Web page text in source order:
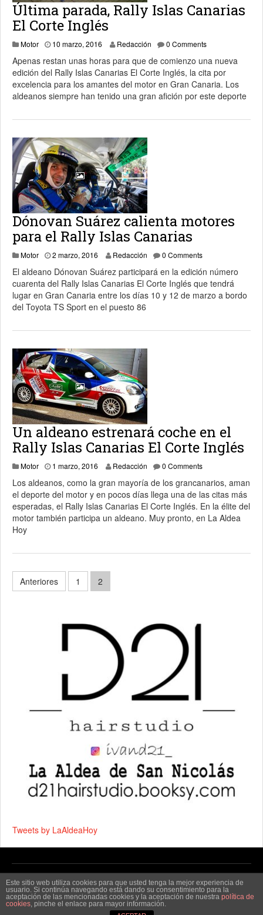
Última parada, Rally Islas Canarias
El Corte Inglés
Motor 10 marzo, 2016 Redacción 0 Comments
Apenas restan unas horas para que de comienzo una nueva
edición del Rally Islas Canarias El Corte Inglés, la cita por
excelencia para los amantes del motor en Gran Canaria. Los
aldeanos siempre han tenido una gran afición por este deporte
Dónovan Suárez calienta motores
para el Rally Islas Canarias
Motor 2 marzo, 2016 2 marzo, 2016
Redacción 0 Comments
El aldeano Dónovan Suárez participará en la edición número
cuarenta del Rally Islas Canarias El Corte Inglés que tendrá
lugar en Gran Canaria entre los días 10 y 12 de marzo a bordo
del Toyota TS Sport en el puesto 86
Un aldeano estrenará coche en el
Rally Islas Canarias El Corte Inglés
Motor 1 marzo, 2016 1 marzo, 2016
Redacción 0 Comments
Los aldeanos, como la gran mayoría de los grancanarios, aman
el deporte del motor y en pocos días llega una de las citas más
esperadas, el Rally Islas Canarias El Corte Inglés. En la élite del
motor también participa un aldeano. Muy pronto, en La Aldea
Hoy
Paginación
entradas
Anteriores 1 2
Tweets by LaAldeaHoy
Copyright © 2026 byLa Aldea Hoy - Noticias de La Aldea.
Este sitio web utiliza cookies para que usted tenga la mejor experiencia de
usuario. Si continúa navegando está dando su consentimiento para la
aceptación de las mencionadas cookies y la aceptación de nuestra política de
cookies, pinche el enlace para mayor información.